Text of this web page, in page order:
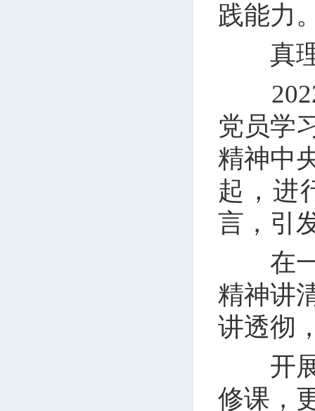
践能力
真理
2022
党员学
精神中
起，进
言，引
在一
精神讲
讲透彻
开展
修课，